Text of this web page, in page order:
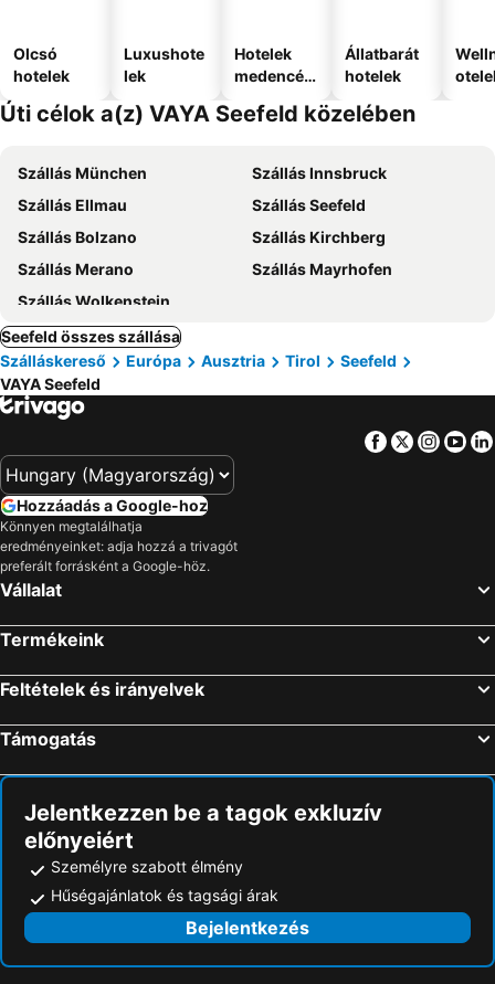
Olcsó
hotelek
Luxushote
lek
Hotelek
medencév
Állatbarát
hotelek
Úti célok a(z) VAYA Seefeld közelében
Szállás München
Szállás Innsbruck
Szállás Ellmau
Szállás Seefeld
Szállás Bolzano
Szállás Kirchberg
Szállás Merano
Szállás Mayrhofen
Szállás Wolkenstein
Seefeld összes szállása
Szálláskereső
Európa Ausztria Tirol
Seefeld
VAYA Seefeld
Facebook
Twitter
Hozzáadás a Google-hoz
Könnyen megtalálhatja
eredményeinket: adja hozzá a trivagót
preferált forrásként a Google-höz.
Vállalat
Termékeink
Feltételek és irányelvek
Támogatás
Jelentkezzen be a tagok exkluzív
előnyeiért
Személyre szabott élmény
Hűségajánlatok és tagsági árak
Bejelentkezés